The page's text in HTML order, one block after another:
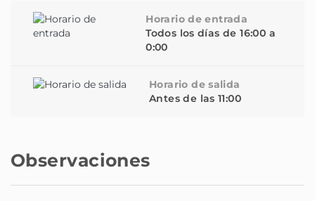
Horario de entrada
Todos los días de 16:00 a
0:00
Horario de salida
Antes de las 11:00
Observaciones